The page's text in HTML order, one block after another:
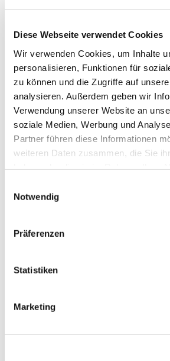
Diese Webseite verwendet Cookies
Wir verwenden Cookies, um Inhalte
personalisieren, Funktionen für
zu können und die Zugriffe auf
analysieren. Außerdem geben wir
Verwendung unserer Website an
soziale Medien, Werbung und
Partner führen diese Informationen
weiteren Daten zusammen, die Sie
Notwendig
Präferenzen
Statistiken
Marketing